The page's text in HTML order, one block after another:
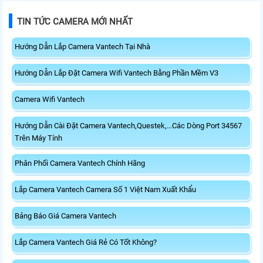
TIN TỨC CAMERA MỚI NHẤT
Hướng Dẫn Lắp Camera Vantech Tại Nhà
Hướng Dẫn Lắp Đặt Camera Wifi Vantech Bằng Phần Mềm V3
Camera Wifi Vantech
Hướng Dẫn Cài Đặt Camera Vantech,Questek,...Các Dòng Port 34567
Trên Máy Tính
Phân Phối Camera Vantech Chính Hãng
Lắp Camera Vantech Camera Số 1 Việt Nam Xuất Khẩu
Bảng Báo Giá Camera Vantech
Lắp Camera Vantech Giá Rẻ Có Tốt Không?